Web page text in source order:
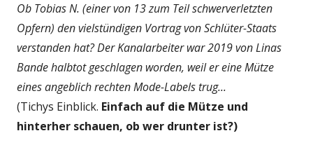
Ob Tobias N. (einer von 13 zum Teil schwerverletzten
Opfern) den vielstündigen Vortrag von Schlüter-Staats
verstanden hat? Der Kanalarbeiter war 2019 von Linas
Bande halbtot geschlagen worden, weil er eine Mütze
eines angeblich rechten Mode-Labels trug...
(Tichys Einblick. Einfach auf die Mütze und
hinterher schauen, ob wer drunter ist?)